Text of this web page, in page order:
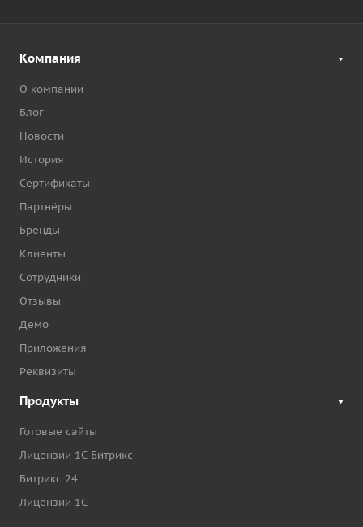
Компания
О компании
Блог
Новости
История
Сертификаты
Партнёры
Бренды
Клиенты
Сотрудники
Отзывы
Демо
Приложения
Реквизиты
Продукты
Готовые сайты
Лицензии 1С-Битрикс
Битрикс 24
Лицензии 1С